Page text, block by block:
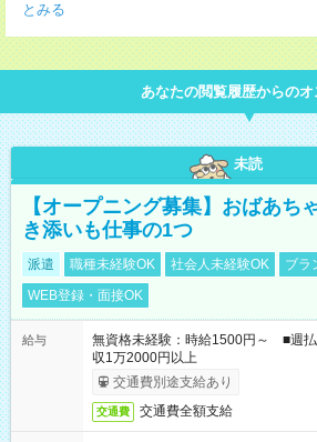
とみる
あなたの閲覧履歴からのオ
未読
【オープニング募集】おばあち
き添いも仕事の1つ
派遣 職種未経験OK 社会人未経験OK
ブラ
WEB登録・面接OK
給与
無資格未経験：時給1500円～ ■週
収1万2000円以上
交通費別途支給あり
交通費 交通費全額支給